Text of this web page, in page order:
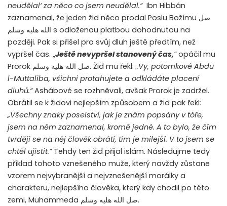
neudělal‘ za něco co jsem neudělal.“ Ibn Hibbán
zaznamenal, že jeden žid něco prodal Poslu Božímu صل
s odloženou platbou dohodnutou na
později. Pak si přišel pro svůj dluh ještě předtím, než
vypršel čas. „Ještě nevypršel stanovený čas,“opáčil mu
Prorok صل الله هليه وسلم. Žid mu řekl:„Vy, potomkové Abdu
l-Muttaliba, všichni protahujete a odkládáte placení
dluhů.“Ashábové se rozhněvali, avšak Prorok je zadržel.
Obrátil se k židovi nejlepším způsobem a žid pak řekl:
„Všechny znaky poselství, jak je znám popsány v tóře,
jsem na něm zaznamenal, kromě jedné. A to bylo, že čím
tvrději se na něj člověk obrátí, tím je milejší. V to jsem se
chtěl ujistit.“ Tehdy ten žid přijal islám. Následujme tedy
příklad tohoto vznešeného muže, který navždy zůstane
vzorem nejvybranější a nejvznešenější morálky a
charakteru, nejlepšího člověka, který kdy chodil po této
zemi, Muhammeda صل الله هليه وسلم.